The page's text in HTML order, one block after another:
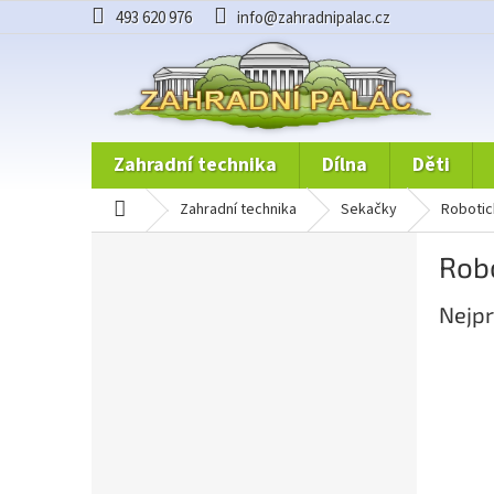
na
493 620 976 info@zahradnipalac.cz
zahradní technika dílna děti
domů zahradní technika sekačky